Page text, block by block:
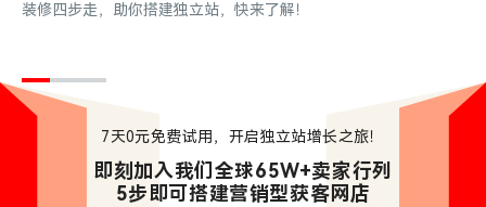
装修四步走，助你搭建独立站，快来了解！
7天0元免费试用，开启独立站增长之旅！
即刻加入我们全球65W+卖家行列
5步即可搭建营销型获客网店